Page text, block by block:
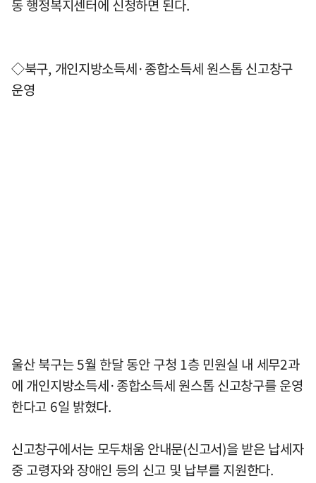
동 행정복지센터에 신청하면 된다.
◇북구, 개인지방소득세·종합소득세 원스톱 신고창구
운영
울산 북구는 5월 한달 동안 구청 1층 민원실 내 세무2과
에 개인지방소득세·종합소득세 원스톱 신고창구를 운영
한다고 6일 밝혔다.
신고창구에서는 모두채움 안내문(신고서)을 받은 납세자
중 고령자와 장애인 등의 신고 및 납부를 지원한다.